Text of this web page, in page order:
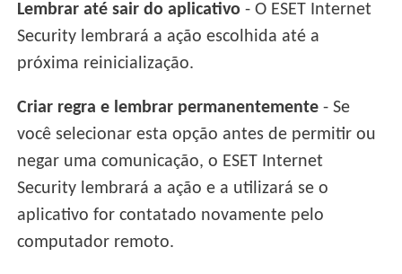
Lembrar até sair do aplicativo - O ESET Internet
Security lembrará a ação escolhida até a
próxima reinicialização.
Criar regra e lembrar permanentemente - Se
você selecionar esta opção antes de permitir ou
negar uma comunicação, o ESET Internet
Security lembrará a ação e a utilizará se o
aplicativo for contatado novamente pelo
computador remoto.